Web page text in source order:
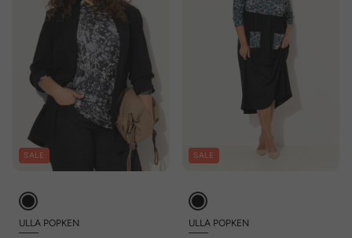
SALE
ULLA POPKEN
SALE
ULLA POPKEN